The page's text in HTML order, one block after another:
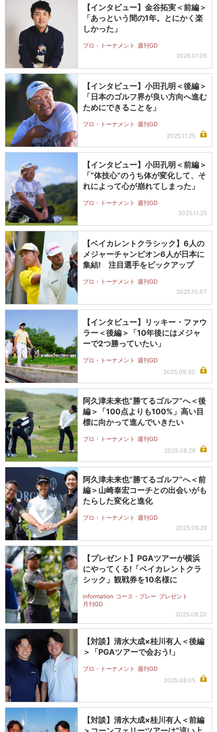
【インタビュー】金谷拓実＜前編＞
「あっという間の1年。とにかく楽
しかった」
プロ・トーナメント 週刊GD
2026.01.06
【インタビュー】小田孔明＜後編＞
「日本のゴルフ界が良い方向へ進む
ためにできることを」
プロ・トーナメント 週刊GD
2025.11.25
【インタビュー】小田孔明＜前編＞
「“体技心”のうち体が変化して、そ
れによって心が崩れてしまった」
プロ・トーナメント 週刊GD
2025.11.25
【ベイカレントクラシック】6人の
メジャーチャンピオン6人が日本に
集結! 注目選手をピックアップ
プロ・トーナメント 週刊GD
2025.10.07
【インタビュー】リッキー・ファウ
ラー＜後編＞「10年後にはメジャ
ーで2つ勝っていたい」
プロ・トーナメント 週刊GD
2025.09.30
阿久津未来也“勝てるゴルフ”へ＜後
編＞「100点よりも100%」高い目
標に向かって進んでいきたい
プロ・トーナメント 週刊GD
2025.08.29
阿久津未来也“勝てるゴルフ”へ＜前
編＞山崎泰宏コーチとの出会いがも
たらした変化と進化
プロ・トーナメント 週刊GD
2025.08.29
【プレゼント】PGAツアーが横浜
にやってくる!「ベイカレントクラ
シック」観戦券を10名様に
information コース・プレー プレゼント
月刊GD
2025.08.20
【対談】清水大成×桂川有人＜後編
＞「PGAツアーで会おう!」
プロ・トーナメント 週刊GD
2025.08.05
【対談】清水大成×桂川有人＜前編